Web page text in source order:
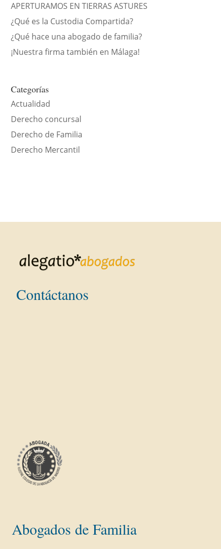
APERTURAMOS EN TIERRAS ASTURES
¿Qué es la Custodia Compartida?
¿Qué hace una abogado de familia?
¡Nuestra firma también en Málaga!
Categorías
Actualidad
Derecho concursal
Derecho de Familia
Derecho Mercantil
Contáctanos
Abogados de Familia